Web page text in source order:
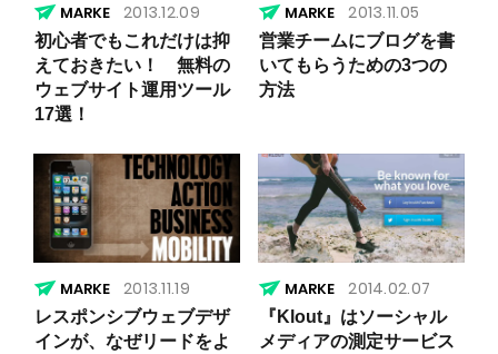
2013.12.09
初心者でもこれだけは抑
えておきたい！ 無料の
ウェブサイト運用ツール
17選！
2013.11.05
営業チームにブログを書
いてもらうための3つの
方法
2013.11.19
レスポンシブウェブデザ
インが、なぜリードをよ
2014.02.07
『Klout』はソーシャル
メディアの測定サービス